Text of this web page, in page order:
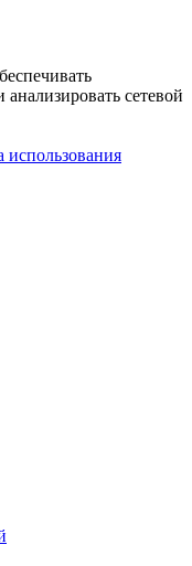
сетевой
использования